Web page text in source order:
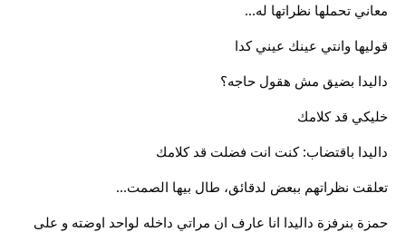
معاني تحملها نظراتها له...
قوليها وانتي عينك عيني كدا
داليدا بضيق مش هقول حاجه؟
خليكي قد كلامك
داليدا باقتضاب: كنت انت فضلت قد كلامك
تعلقت نظراتهم ببعض لدقائق، طال بيها الصمت...
حمزة بنرفزة داليدا انا عارف ان مراتي داخله لواحد اوضته و على